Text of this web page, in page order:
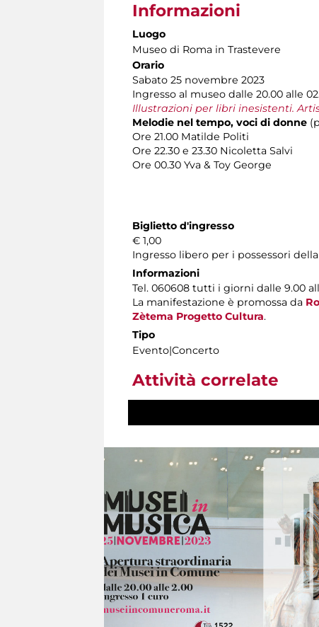
Informazioni
Luogo
Museo di Roma in Trastevere
Orario
Sabato 25 novembre 2023
Ingresso al museo dalle 20.00 alle
Illustrazioni per libri inesistenti.
Melodie nel tempo, voci di donne
Ore 21.00 Matilde Politi
Ore 22.30 e 23.30 Nicoletta Salvi
Ore 00.30 Yva & Toy George
Biglietto d'ingresso
€ 1,00
Ingresso libero per i possessori della
Informazioni
Tel. 060608 tutti i giorni dalle 9.00
La manifestazione è promossa da
Zètema Progetto Cultura.
Tipo
Evento|Concerto
Attività correlate